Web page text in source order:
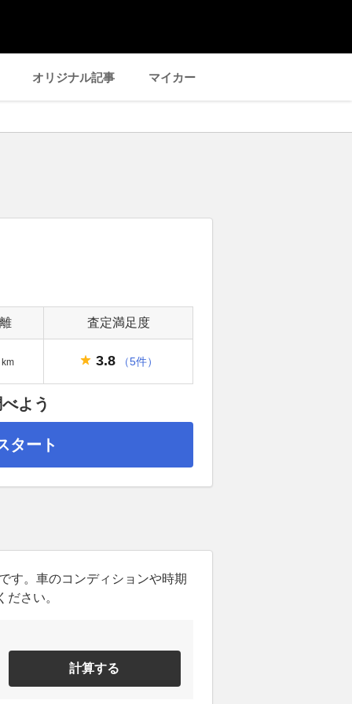
オリジナル記事 マイカー
査定満足度
km 3.8 （5件）
よう
タート
す。車のコンディションや時期
さい。
計算する